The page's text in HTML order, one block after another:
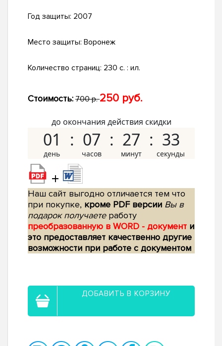
Год защиты: 2007
Место защиты: Воронеж
Количество страниц: 230 с. : ил.
Стоимость: 700 р.250 руб.
до окончания действия скидки
01 07 27 32
+
Наш сайт выгодно отличается тем что
при покупке, кроме PDF версии Вы в
подарок получаетеработу
преобразованную в WORD - документ и
это предоставляет качественно другие
возможности при работе с документом
ДОБАВИТЬ В КОРЗИНУ